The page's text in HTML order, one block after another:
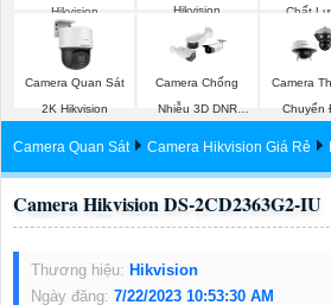
Hikvision
Hikvision
Chất
Camera Quan Sát
2K Hikvision
Camera Chống
Nhiễu 3D DNR
Camera
Chuyển
Camera Quan Sát Camera Hikvision Giá Rẻ
Camera Hikvision DS-2CD2363G2-IU
Thương hiệu: Hikvision
Ngày đăng: 7/22/2023 10:53:30 AM